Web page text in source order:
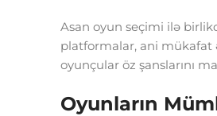
Asan oyun seçimi ilə
platformalar, ani mükafat
oyunçular öz şanslarını
Oyunların